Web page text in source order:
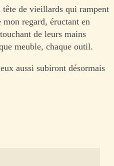
tête de vieillards qui rampent
regard, éructant en
de leurs mains
meuble, chaque outil.
aussi subiront désormais